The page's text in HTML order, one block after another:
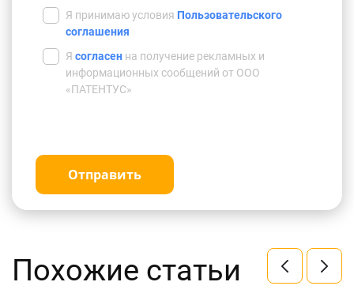
Я принимаю условия Пользовательского
соглашения
Я согласен на получение рекламных и
информационных сообщений от ООО
«ПАТЕНТУС»
Отправить
Похожие статьи